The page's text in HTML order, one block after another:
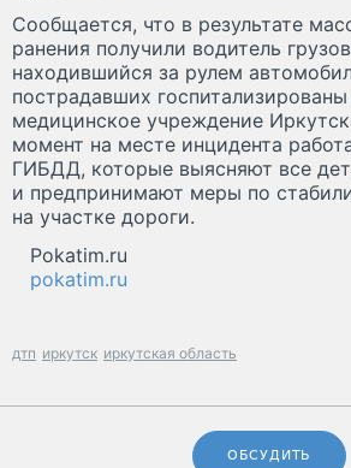
Сообщается, что в результате
ранения получили водитель
находившийся за рулем
пострадавших
медицинское учреждение
момент на месте инцидента
ГИБДД, которые выясняют все
и предпринимают меры по
на участке дороги.
Pokatim.ru
pokatim.ru
дтп иркутск иркутская область
ОБСУДИТЬ